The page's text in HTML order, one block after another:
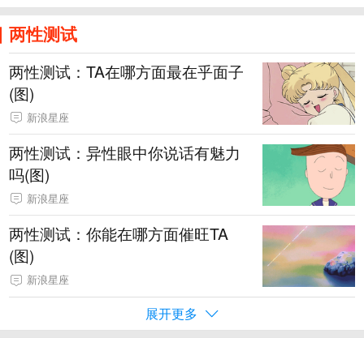
两性测试
两性测试：TA在哪方面最在乎面子
(图)
新浪星座
两性测试：异性眼中你说话有魅力
吗(图)
新浪星座
两性测试：你能在哪方面催旺TA
(图)
新浪星座
展开更多